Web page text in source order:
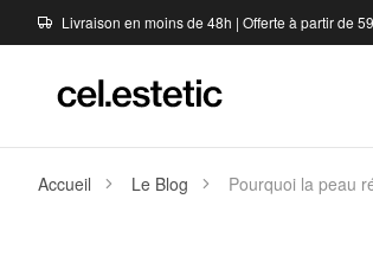
Livraison en moins de 48h | Offerte à partir de
Accueil Le Blog Pourquoi la peau